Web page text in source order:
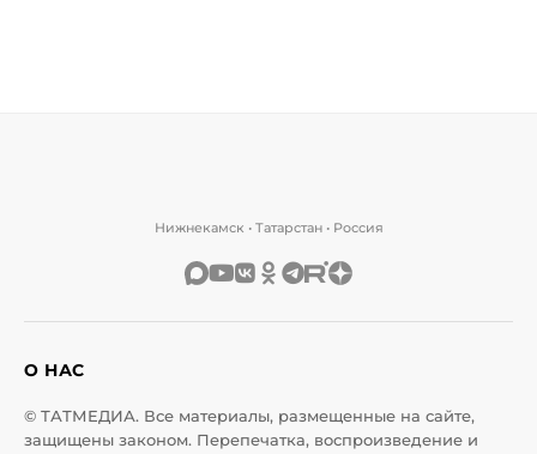
Нижнекамск • Татарстан • Россия
О НАС
© ТАТМЕДИА. Все материалы, размещенные на сайте,
защищены законом. Перепечатка, воспроизведение и